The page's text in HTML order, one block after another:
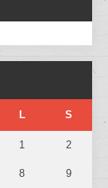
L S
1 2
8 9